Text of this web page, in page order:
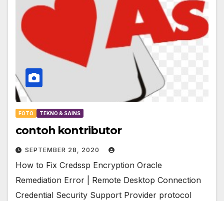
FOTO TEKNO & SAINS
contoh kontributor
SEPTEMBER 28, 2020
How to Fix Credssp Encryption Oracle
Remediation Error | Remote Desktop Connection
Credential Security Support Provider protocol